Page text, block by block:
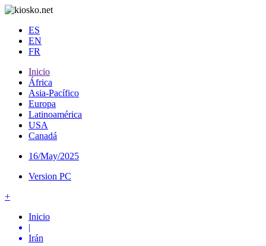
ES
EN
FR
Inicio
África
Asia-Pacífico
Europa
Latinoamérica
USA
Canadá
16/May/2025
Version PC
+
Inicio
|
Irán